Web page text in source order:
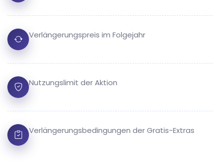
Verlängerungspreis im Folgejahr
Nutzungslimit der Aktion
Verlängerungsbedingungen der Gratis-Extras